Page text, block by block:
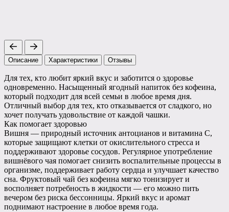
Описание Характеристики Отзывы
Для тех, кто любит яркий вкус и заботится о здоровье
одновременно. Насыщенный ягодный напиток без кофеина,
который подходит для всей семьи в любое время дня.
Отличный выбор для тех, кто отказывается от сладкого, но
хочет получать удовольствие от каждой чашки.
Как помогает здоровью
Вишня — природный источник антоцианов и витамина С,
которые защищают клетки от окислительного стресса и
поддерживают здоровье сосудов. Регулярное употребление
вишнёвого чая помогает снизить воспалительные процессы в
организме, поддерживает работу сердца и улучшает качество
сна. Фруктовый чай без кофеина мягко тонизирует и
восполняет потребность в жидкости — его можно пить
вечером без риска бессонницы. Яркий вкус и аромат
поднимают настроение в любое время года.